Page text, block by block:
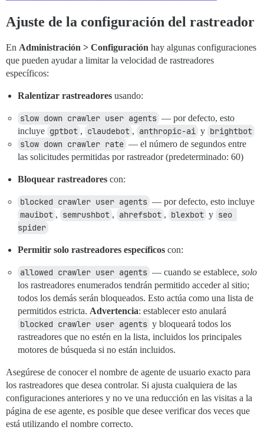
Ajuste de la configuración del rastreador
En Administración > Configuración hay algunas configuraciones
que pueden ayudar a limitar la velocidad de rastreadores
específicos:
Ralentizar rastreadores usando:
slow down crawler user agents — por defecto, esto
incluye gptbot , claudebot , anthropic-ai y brightbot
slow down crawler rate — el número de segundos entre
las solicitudes permitidas por rastreador (predeterminado: 60)
Bloquear rastreadores con:
blocked crawler user agents — por defecto, esto incluye
mauibot , semrushbot , ahrefsbot , blexbot y seo
spider
Permitir solo rastreadores específicos con:
allowed crawler user agents — cuando se establece, solo
los rastreadores enumerados tendrán permitido acceder al sitio;
todos los demás serán bloqueados. Esto actúa como una lista de
permitidos estricta. Advertencia: establecer esto anulará
blocked crawler user agents y bloqueará todos los
rastreadores que no estén en la lista, incluidos los principales
motores de búsqueda si no están incluidos.
Asegúrese de conocer el nombre de agente de usuario exacto para
los rastreadores que desea controlar. Si ajusta cualquiera de las
configuraciones anteriores y no ve una reducción en las visitas a la
página de ese agente, es posible que desee verificar dos veces que
está utilizando el nombre correcto.